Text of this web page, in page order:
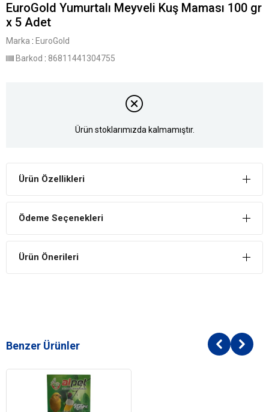
EuroGold Yumurtalı Meyveli Kuş Maması 100 gr
x 5 Adet
Marka : EuroGold
Barkod : 86811441304755
Ürün stoklarımızda kalmamıştır.
Ürün Özellikleri
Ödeme Seçenekleri
Ürün Önerileri
Benzer Ürünler